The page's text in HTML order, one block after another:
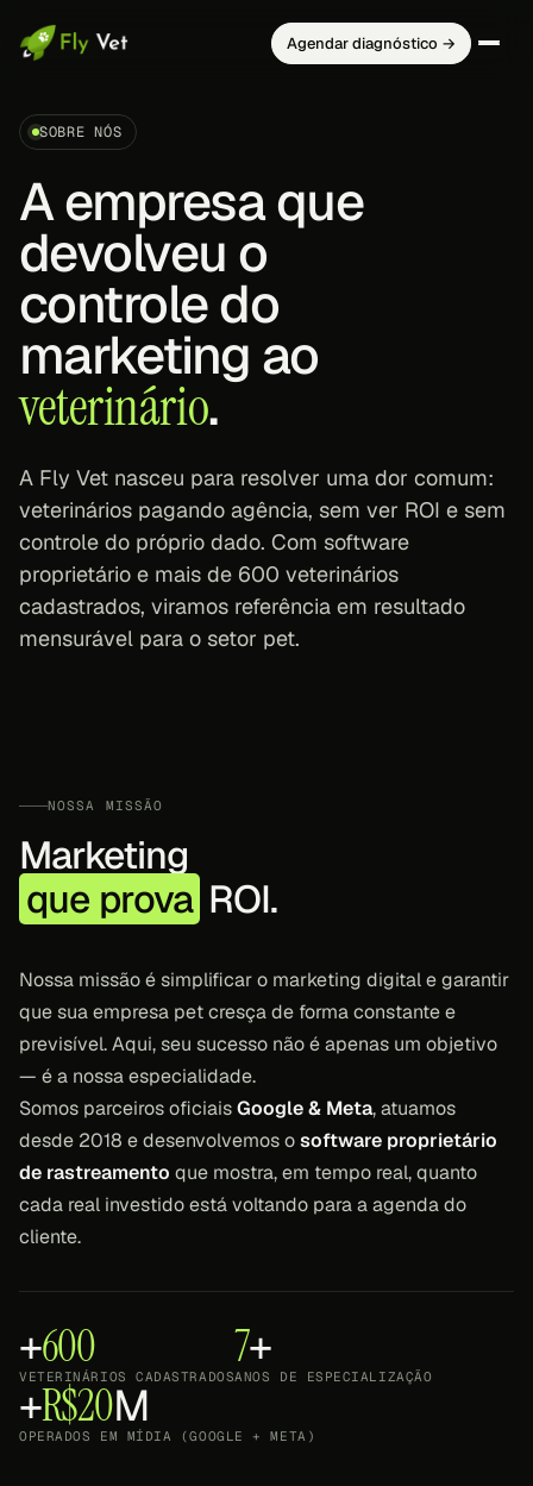
Agendar diagnóstico →
SOBRE NÓS
A empresa que
devolveu o
controle do
marketing ao
veterinário.
A Fly Vet nasceu para resolver uma dor comum:
veterinários pagando agência, sem ver ROI e sem
controle do próprio dado. Com software
proprietário e mais de 600 veterinários
cadastrados, viramos referência em resultado
mensurável para o setor pet.
NOSSA MISSÃO
Marketing
que prova ROI.
Nossa missão é simplificar o marketing digital e garantir
que sua empresa pet cresça de forma constante e
previsível. Aqui, seu sucesso não é apenas um objetivo
— é a nossa especialidade.
Somos parceiros oficiaisGoogle & Meta, atuamos
desde 2018 e desenvolvemos osoftware proprietário
de rastreamento que mostra, em tempo real, quanto
cada real investido está voltando para a agenda do
cliente.
+600
VETERINÁRIOS CADASTRADOS
7+
ANOS DE ESPECIALIZAÇÃO
+R$20M
OPERADOS EM MÍDIA (GOOGLE + META)